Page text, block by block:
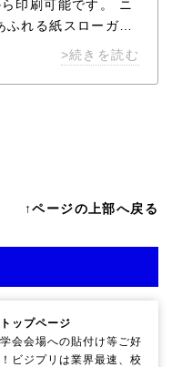
印刷可能です。 ニ
れる紙スローガン
ローガンのことな
>続きを読む
↑ページの上部へ戻る
ップページ
会会場への貼付け等ご好
ビジプリは業界最速、校